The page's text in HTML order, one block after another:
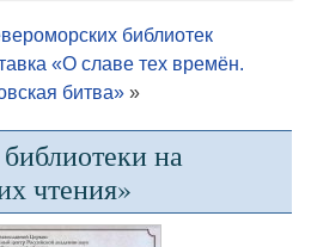
библиотек
«О славе тех времён.
битва» »
на
чтения»